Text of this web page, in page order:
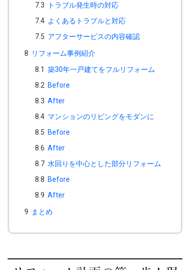
7.3 トラブル発生時の対応
7.4 よくあるトラブルと対応
7.5 アフターサービスの内容確認
8 リフォーム事例紹介
8.1 築30年一戸建てをフルリフォーム
8.2 Before
8.3 After
8.4 マンションのリビングをモダンに
8.5 Before
8.6 After
8.7 水回りを中心とした部分リフォーム
8.8 Before
8.9 After
9 まとめ